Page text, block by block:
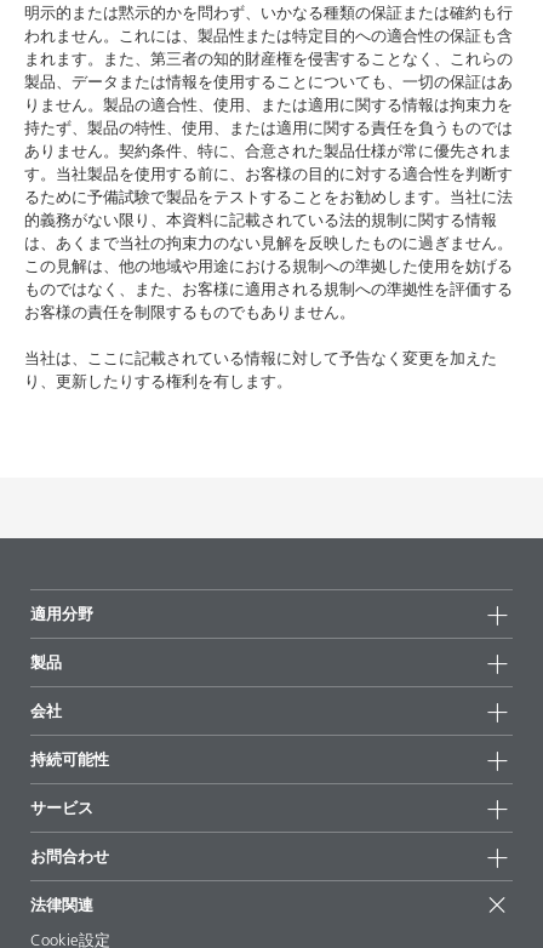
明示的または黙示的かを問わず、いかなる種類の保証または確約も行
われません。これには、製品性または特定目的への適合性の保証も含
まれます。また、第三者の知的財産権を侵害することなく、これらの
製品、データまたは情報を使用することについても、一切の保証はあ
りません。製品の適合性、使用、または適用に関する情報は拘束力を
持たず、製品の特性、使用、または適用に関する責任を負うものでは
ありません。契約条件、特に、合意された製品仕様が常に優先されま
す。当社製品を使用する前に、お客様の目的に対する適合性を判断す
るために予備試験で製品をテストすることをお勧めします。当社に法
的義務がない限り、本資料に記載されている法的規制に関する情報
は、あくまで当社の拘束力のない見解を反映したものに過ぎません。
この見解は、他の地域や用途における規制への準拠した使用を妨げる
ものではなく、また、お客様に適用される規制への準拠性を評価する
お客様の責任を制限するものでもありません。
当社は、ここに記載されている情報に対して予告なく変更を加えた
り、更新したりする権利を有します。
適用分野
製品
全製品
ハイライト
会社
ニュース
拠点と販売代理店
展示会 & イベント
経営陣
持続可能性
持続可能な製品
サクセスストーリー
EcoVadis
証明書
サービス
配合の出発点
論文記事
お問合わせ
法律関連
Cookie設定